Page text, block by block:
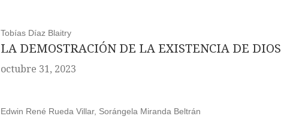
Tobías Díaz Blaitry
LA DEMOSTRACIÓN DE LA EXISTENCIA DE DIOS
octubre 31, 2023
Edwin René Rueda Villar, Sorángela Miranda Beltrán